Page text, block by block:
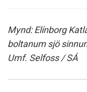
Mynd: Elínborg
boltanum sjö
Umf. Selfoss / SÁ